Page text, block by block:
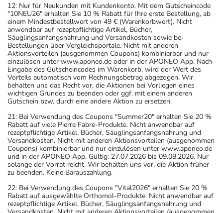
12: Nur für Neukunden mit Kundenkonto. Mit dem Gutscheincode
"10NEU26" erhalten Sie 10 % Rabatt für Ihre erste Bestellung, ab
einem Mindestbestellwert von 49 € (Warenkorbwert). Nicht
anwendbar auf rezeptpflichtige Artikel, Bücher,
Säuglingsanfangsnahrung und Versandkosten sowie bei
Bestellungen über Vergleichsportale. Nicht mit anderen
Aktionsvorteilen (ausgenommen Coupons) kombinierbar und nur
einzulösen unter www.aponeo.de oder in der APONEO App. Nach
Eingabe des Gutscheincodes im Warenkorb, wird der Wert des
Vorteils automatisch vom Rechnungsbetrag abgezogen. Wir
behalten uns das Recht vor, die Aktionen bei Vorliegen eines
wichtigen Grundes zu beenden oder ggf. mit einem anderen
Gutschein bzw. durch eine andere Aktion zu ersetzen.
21: Bei Verwendung des Coupons "Summer20" erhalten Sie 20 %
Rabatt auf viele Pierre Fabre-Produkte. Nicht anwendbar auf
rezeptpflichtige Artikel, Bücher, Säuglingsanfangsnahrung und
Versandkosten. Nicht mit anderen Aktionsvorteilen (ausgenommen
Coupons) kombinierbar und nur einzulösen unter www.aponeo.de
und in der APONEO App. Gültig: 27.07.2026 bis 09.08.2026. Nur
solange der Vorrat reicht. Wir behalten uns vor, die Aktion früher
zu beenden. Keine Barauszahlung.
22: Bei Verwendung des Coupons "Vital2026" erhalten Sie 20 %
Rabatt auf ausgewählte Orthomol-Produkte. Nicht anwendbar auf
rezeptpflichtige Artikel, Bücher, Säuglingsanfangsnahrung und